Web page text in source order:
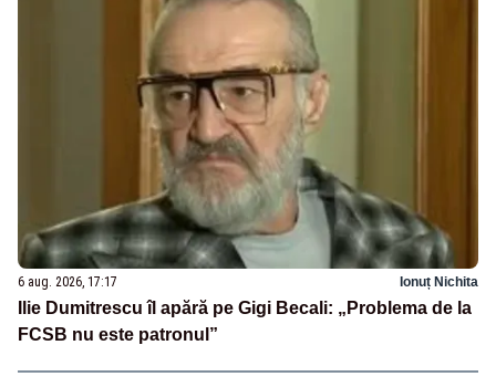
6 aug. 2026, 17:17 Ionuț Nichita
Ilie Dumitrescu îl apără pe Gigi Becali: „Problema de la
FCSB nu este patronul”